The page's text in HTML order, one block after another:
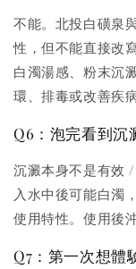
不能。北投白磺泉
性，但不能直接改
白濁湯感、粉末沉
環、排毒或改善疾病
Q6：泡完看到沉
沉澱本身不是有效
入水中後可能白濁
使用特性。使用後
Q7：第一次想體